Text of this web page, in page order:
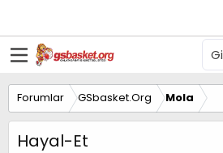
Forumlar GSbasket.Org Mola
Hayal-Et